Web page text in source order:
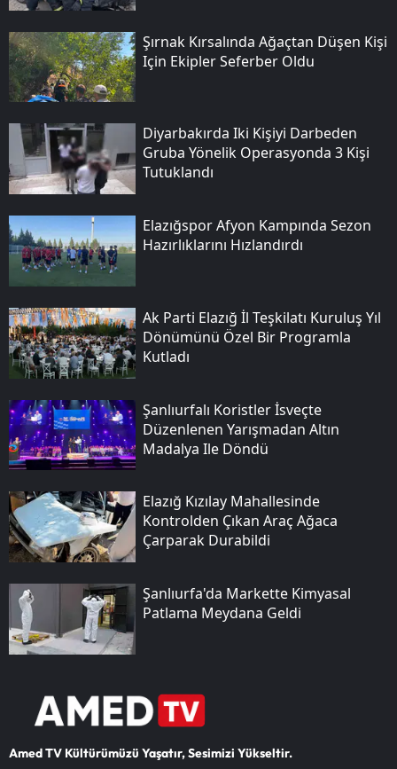
Şırnak Kırsalında Ağaçtan Düşen Kişi
Için Ekipler Seferber Oldu
Diyarbakırda Iki Kişiyi Darbeden
Gruba Yönelik Operasyonda 3 Kişi
Tutuklandı
Elazığspor Afyon Kampında Sezon
Hazırlıklarını Hızlandırdı
Ak Parti Elazığ İl Teşkilatı Kuruluş Yıl
Dönümünü Özel Bir Programla
Kutladı
Şanlıurfalı Koristler İsveçte
Düzenlenen Yarışmadan Altın
Madalya Ile Döndü
Elazığ Kızılay Mahallesinde
Kontrolden Çıkan Araç Ağaca
Çarparak Durabildi
Şanlıurfa'da Markette Kimyasal
Patlama Meydana Geldi
Amed TV Kültürümüzü Yaşatır, Sesimizi Yükseltir.